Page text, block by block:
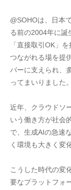
@SOHOは、日本
る前の2004年に誕
「直接取引OK」
つながれる場を提
バーに支えられ、
ってまいりました。
近年、クラウドソ
いう働き方が社会
で、生成AIの急速
く環境も大きく変
こうした時代の変
要なプラットフォ